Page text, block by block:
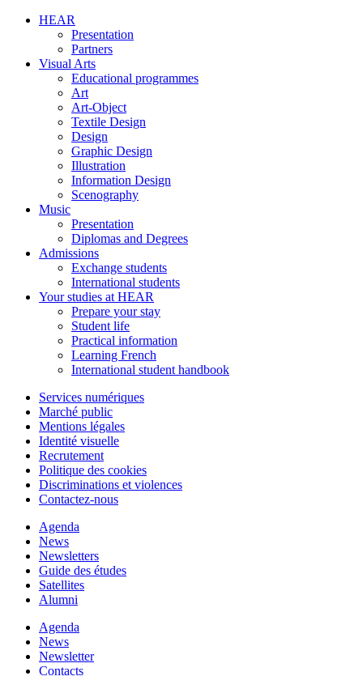
HEAR
Presentation
Partners
Visual Arts
Educational programmes
Art
Art-Object
Textile Design
Design
Graphic Design
Illustration
Information Design
Scenography
Music
Presentation
Diplomas and Degrees
Admissions
Exchange students
International students
Your studies at HEAR
Prepare your stay
Student life
Practical information
Learning French
International student handbook
Services numériques
Marché public
Mentions légales
Identité visuelle
Recrutement
Politique des cookies
Discriminations et violences
Contactez-nous
Agenda
News
Newsletters
Guide des études
Satellites
Alumni
Agenda
News
Newsletter
Contacts